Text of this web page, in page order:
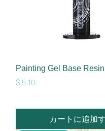
Painting Gel Base
価格
$ 5.10
カートに追加